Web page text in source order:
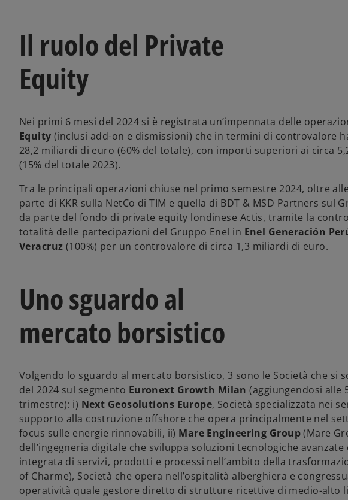
Il ruolo del Private
Equity
Nei primi 6 mesi del 2024 si è registrata un’impennata delle
Equity(inclusi add-on e dismissioni) che in termini di controvalore
28,2 miliardi di euro (60% del totale), con importi superiori ai circa
(15% del totale 2023).
Tra le principali operazioni chiuse nel primo semestre 2024, oltre
parte di KKR sulla NetCo di TIM e quella di BDT & MSD Partners sul
da parte del fondo di private equity londinese Actis, tramite la
totalità delle partecipazioni del Gruppo Enel in Enel Generación
Veracruz (100%) per un controvalore di circa 1,3 miliardi di euro.
Uno sguardo al
mercato borsistico
Volgendo lo sguardo al mercato borsistico, 3 sono le Società che si
del 2024 sul segmento Euronext Growth Milan(aggiungendosi alle
trimestre): i) Next Geosolutions Europe, Società specializzata nei
supporto alla costruzione offshore che opera principalmente nel
focus sulle energie rinnovabili, ii) Mare Engineering Group(Mare
dell’ingegneria digitale che sviluppa soluzioni tecnologiche
integrata di servizi, prodotti e processi nell’ambito della
of Charme), Società che opera nell’ospitalità alberghiera e
operatività quale gestore diretto di strutture ricettive di medio-alto